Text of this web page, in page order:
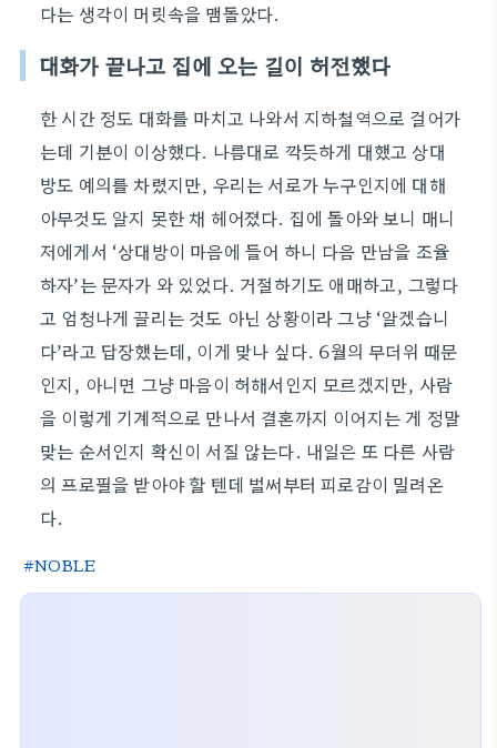
다는 생각이 머릿속을 맴돌았다.
대화가 끝나고 집에 오는 길이 허전했다
한 시간 정도 대화를 마치고 나와서 지하철역으로 걸어가
는데 기분이 이상했다. 나름대로 깍듯하게 대했고 상대
방도 예의를 차렸지만, 우리는 서로가 누구인지에 대해
아무것도 알지 못한 채 헤어졌다. 집에 돌아와 보니 매니
저에게서 ‘상대방이 마음에 들어 하니 다음 만남을 조율
하자’는 문자가 와 있었다. 거절하기도 애매하고, 그렇다
고 엄청나게 끌리는 것도 아닌 상황이라 그냥 ‘알겠습니
다’라고 답장했는데, 이게 맞나 싶다. 6월의 무더위 때문
인지, 아니면 그냥 마음이 허해서인지 모르겠지만, 사람
을 이렇게 기계적으로 만나서 결혼까지 이어지는 게 정말
맞는 순서인지 확신이 서질 않는다. 내일은 또 다른 사람
의 프로필을 받아야 할 텐데 벌써부터 피로감이 밀려온
다.
NOBLE